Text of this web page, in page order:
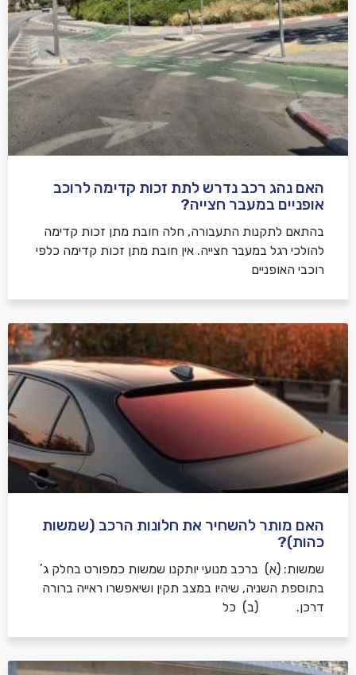
אני מאשר/ת קבלת דיוור במייל ושימוש בפרטים בהתאם
למדיניות הפרטיות
שלח משוב
האם נהג רכב נדרש לתת זכות קדימה לרוכב
אופניים במעבר חצייה?
בהתאם לתקנות התעבורה, חלה חובת מתן זכות קדימה
להולכי רגל במעבר חצייה. אין חובת מתן זכות קדימה כלפי
רוכבי האופניים
האם מותר להשחיר את חלונות הרכב (שמשות
כהות)?
שמשות: (א) ברכב מנועי יותקנו שמשות כמפורט בחלק ג’
בתוספת השניה, שיהיו במצב תקין ושיאפשרו ראייה ברורה
דרכן. (ב) כל